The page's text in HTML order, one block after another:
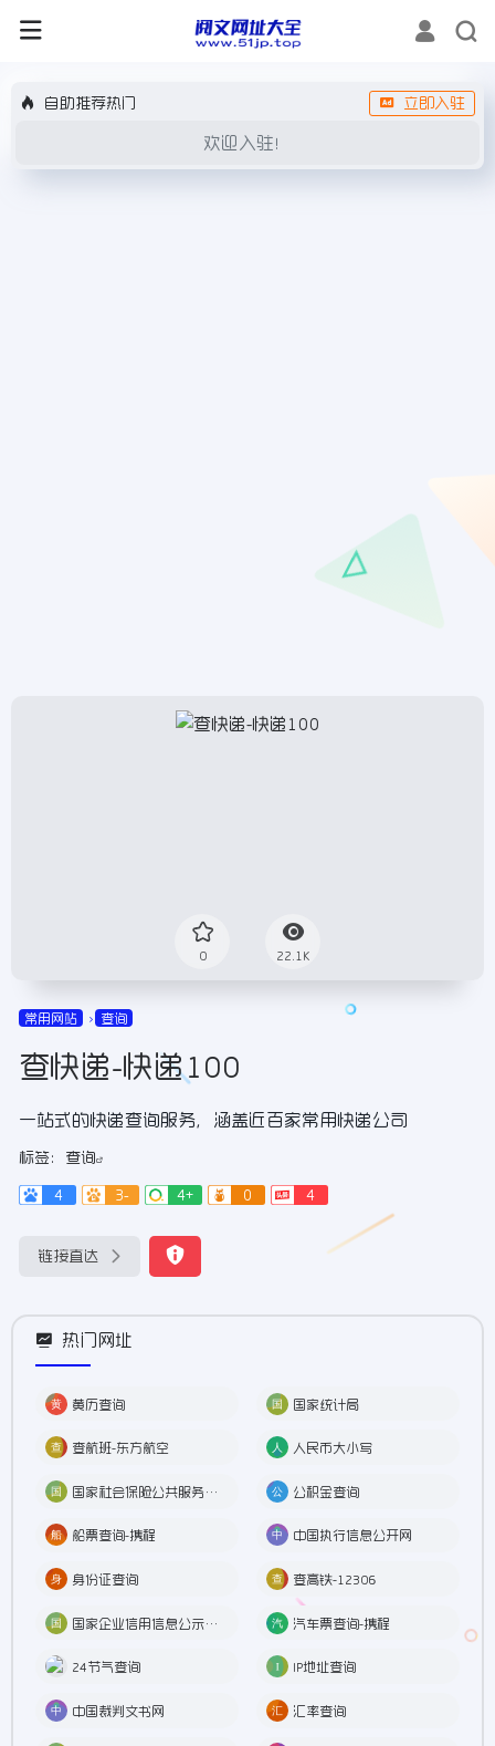
自助推荐热门 立即入驻
欢迎入驻！
0 22.1K
常用网站 查询
查快递-快递100
一站式的快递查询服务，涵盖近百家常用快递公司
标签： 查询
4 3- 4+ 0 4
链接直达
热门网址
黄历查询 国家统计局
查航班-东方航空 人民币大小写
国家社会保险公共服务平台 公积金查询
船票查询-携程 中国执行信息公开网
身份证查询 查高铁-12306
国家企业信用信息公示系统 汽车票查询-携程
24节气查询 IP地址查询
中国裁判文书网 汇率查询